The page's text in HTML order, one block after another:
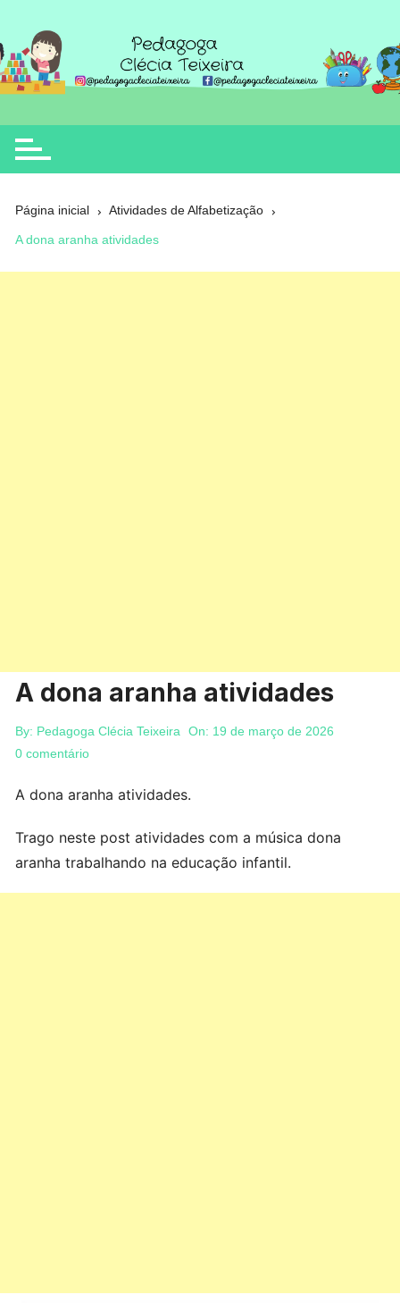
o
conteúdo
Clécia Teixeira
educação
Página inicial Atividades de Alfabetização
A dona aranha atividades
A dona aranha atividades
By: Pedagoga Clécia Teixeira On: 19 de março de 2026
0 comentário
A dona aranha atividades.
Trago neste post atividades com a música dona
aranha trabalhando na educação infantil.